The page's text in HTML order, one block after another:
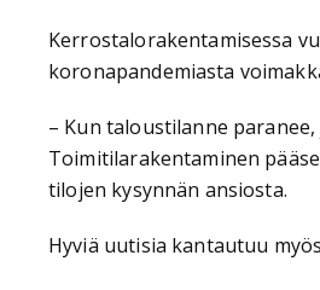
Kerrostalorakentamisessa
koronapandemiasta
– Kun taloustilanne
Toimitilarakentaminen
tilojen kysynnän ansiosta.
Hyviä uutisia kantautuu